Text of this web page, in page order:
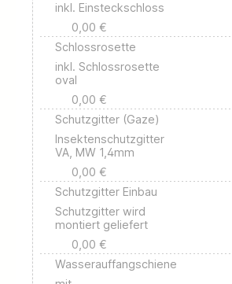
inkl. Einsteckschloss
0,00 €
Schlossrosette
inkl. Schlossrosette
oval
0,00 €
Schutzgitter (Gaze)
Insektenschutzgitter
VA, MW 1,4mm
0,00 €
Schutzgitter Einbau
Schutzgitter wird
montiert geliefert
0,00 €
Wasserauffangschiene